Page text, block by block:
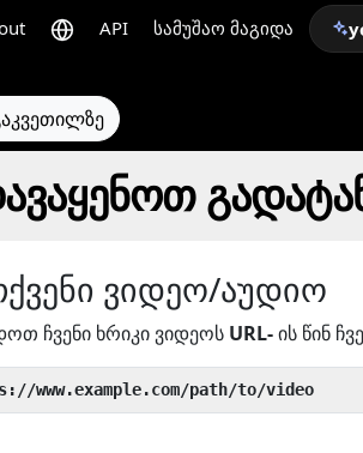
API სამუშაო მაგიდა
ვიდეო/აუდიო
ჩვენი ხრიკი ვიდეოს URL-ის წინ
www.example.com/path/to/video